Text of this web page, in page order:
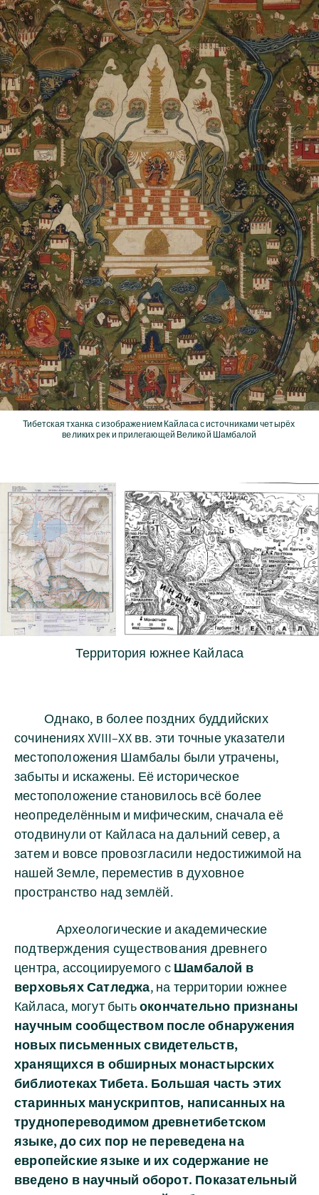
Тибетская тханка с изображением Кайласа с источниками четырёх
великих рек и прилегающей Великой Шамбалой
Территория южнее Кайласа
Однако, в более поздних буддийских
сочинениях XVIII–XX вв. эти точные указатели
местоположения Шамбалы были утрачены,
забыты и искажены. Её историческое
местоположение становилось всё более
неопределённым и мифическим, сначала её
отодвинули от Кайласа на дальний север, а
затем и вовсе провозгласили недостижимой на
нашей Земле, переместив в духовное
пространство над землёй.
Археологические и академические
подтверждения существования древнего
центра, ассоциируемого с Шамбалой в
верховьях Сатледжа, на территории южнее
Кайласа, могут бытьокончательно признаны
научным сообществом после обнаружения
новых письменных свидетельств,
хранящихся в обширных монастырских
библиотеках Тибета. Большая часть этих
старинных манускриптов, написанных на
труднопереводимом древнетибетском
языке, до сих пор не переведена на
европейские языке и их содержание не
введено в научный оборот. Показательный